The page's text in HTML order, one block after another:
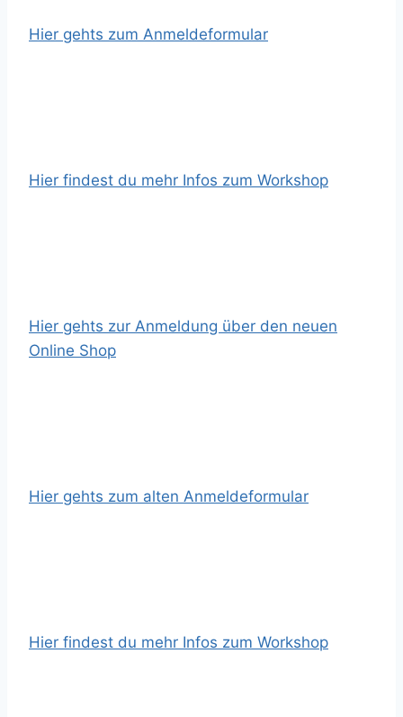
Hier gehts zum Anmeldeformular
Hier findest du mehr Infos zum Workshop
Hier gehts zur Anmeldung über den neuen
Online Shop
Hier gehts zum alten Anmeldeformular
Hier findest du mehr Infos zum Workshop